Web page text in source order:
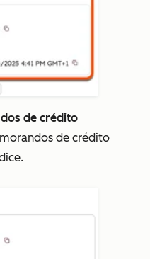
de crédito
de crédito